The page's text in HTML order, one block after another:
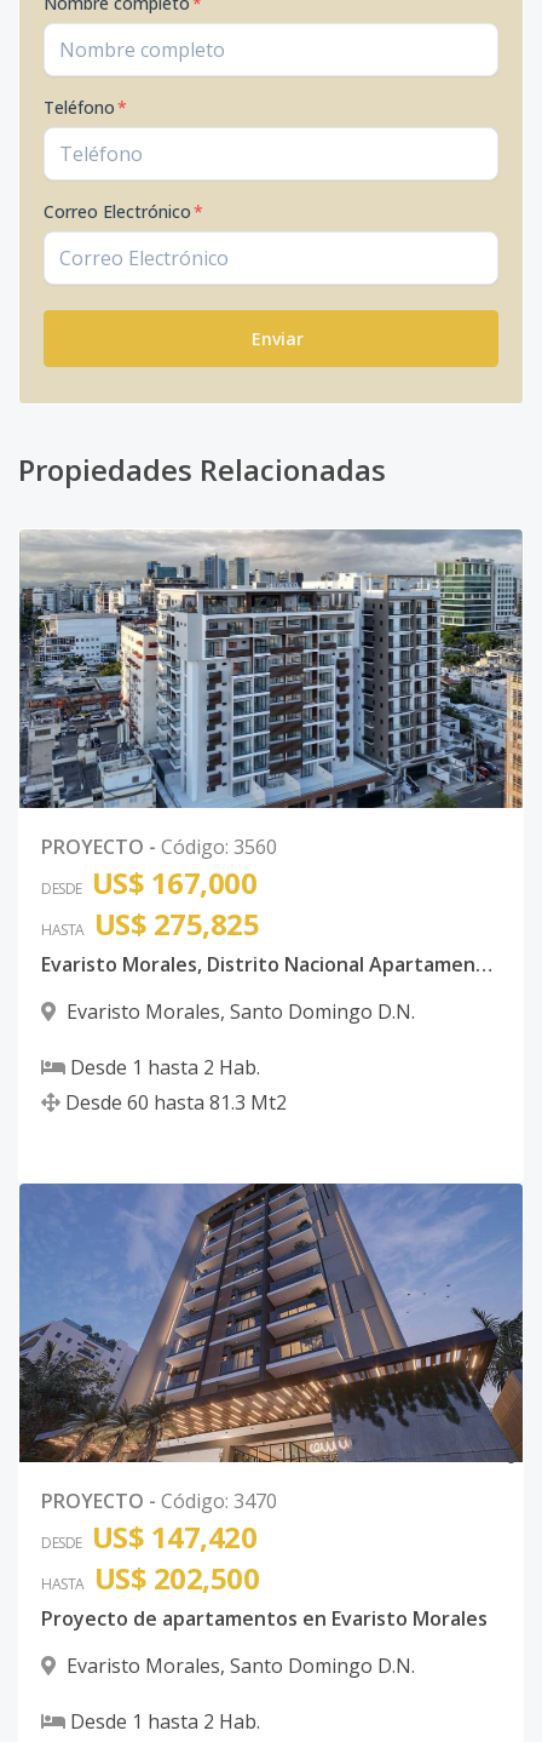
Teléfono*
Correo Electrónico*
Enviar
Propiedades Relacionadas
PROYECTO - Código: 3560
DESDE US$ 167,000
HASTA US$ 275,825
Evaristo Morales, Distrito Nacional Apartamentos de 1 y 2 habitaciones en Moderna torre
Evaristo Morales, Santo Domingo D.N.
Desde 1 hasta 2 Hab.
Desde 60 hasta 81.3 Mt2
0
PROYECTO - Código: 3470
DESDE US$ 147,420
HASTA US$ 202,500
Proyecto de apartamentos en Evaristo Morales
Evaristo Morales, Santo Domingo D.N.
Desde 1 hasta 2 Hab.